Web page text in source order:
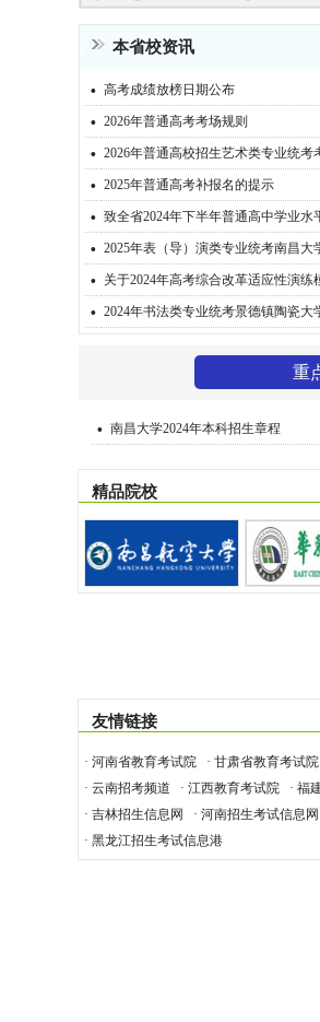
本省校资讯
· 高考成绩放榜日期公布
· 2026年普通高考考场规则
· 2026年普通高校招生艺术类专业统考
· 2025年普通高考补报名的提示
· 致全省2024年下半年普通高中学业水
· 2025年表（导）演类专业统考南昌大
· 关于2024年高考综合改革适应性演练
· 2024年书法类专业统考景德镇陶瓷大
重
· 南昌大学2024年本科招生章程
精品院校
友情链接
· 河南省教育考试院 · 甘肃省教育考试院
· 云南招考频道
· 江西教育考试院 · 福
· 吉林招生信息网
· 河南招生考试信息网
· 黑龙江招生考试信息港